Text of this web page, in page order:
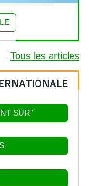
Tous les articles
SUR"